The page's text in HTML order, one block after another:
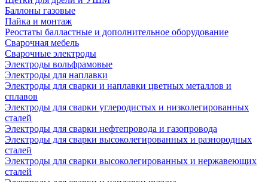
Баллоны газовые
Пайка и монтаж
Реостаты балластные и дополнительное оборудование
Сварочная мебель
Cварочные электроды
Электроды вольфрамовые
Электроды для наплавки
Электроды для сварки и наплавки цветных металлов и
сплавов
Электроды для сварки углеродистых и низколегированных
сталей
Электроды для сварки нефтепровода и газопровода
Электроды для сварки высоколегированных и разнородных
сталей
Электроды для сварки высоколегированных и нержавеющих
сталей